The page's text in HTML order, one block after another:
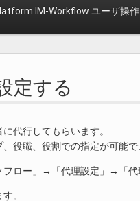
IM-Workflow ユーザ操
定する
代行してもらいます。
役職、役割での指定が可能
フロー」→「代理設定」→「
。